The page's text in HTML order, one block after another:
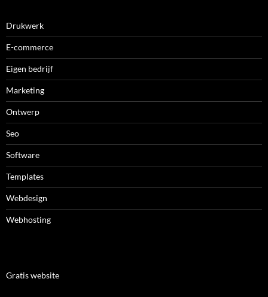
Drukwerk
E-commerce
Eigen bedrijf
Marketing
Ontwerp
Seo
Software
Templates
Webdesign
Webhosting
Gratis website